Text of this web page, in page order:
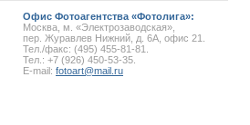
Офис Фотоагентства «Фотолига»:
Москва, м. «Электрозаводская»,
пер. Журавлев Нижний, д. 6А, офис 21.
Тел./факс: (495) 455-81-81.
Тел.: +7 (926) 450-53-35.
E-mail: fotoart@mail.ru